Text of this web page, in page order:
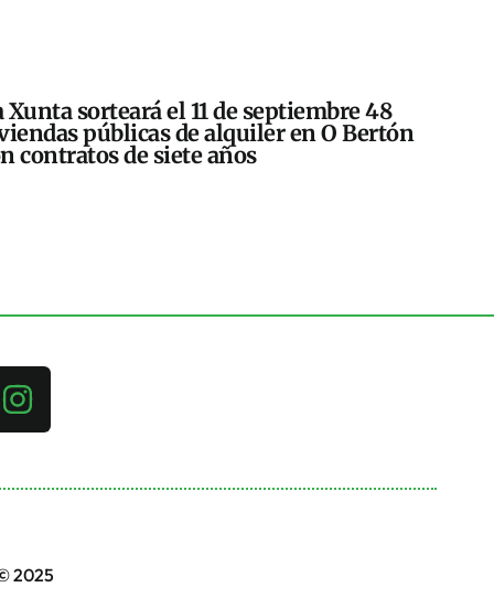
Xunta sorteará el 11 de septiembre 48
públicas de alquiler en O Bertón
contratos de siete años
2025